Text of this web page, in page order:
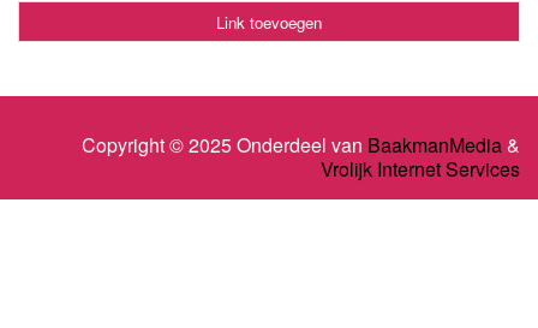
Link toevoegen
Copyright © 2025 Onderdeel van BaakmanMedia&
Vrolijk Internet Services